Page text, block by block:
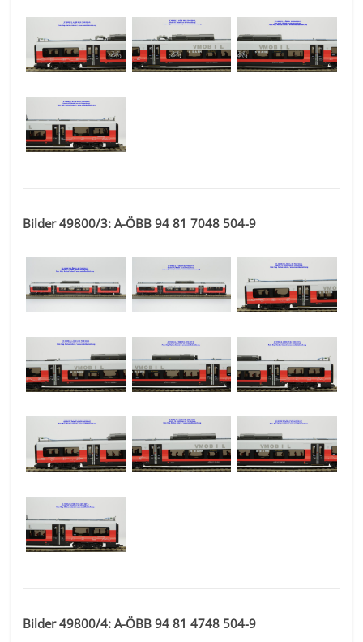
Bilder 49800/3: A-ÖBB 94 81 7048 504-9
Bilder 49800/4: A-ÖBB 94 81 4748 504-9